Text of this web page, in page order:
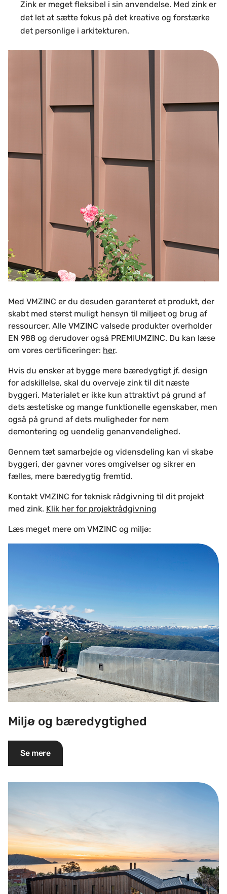
Zink er meget fleksibel i sin anvendelse. Med zink er
det let at sætte fokus på det kreative og forstærke
det personlige i arkitekturen.
Med VMZINC er du desuden garanteret et produkt, der
skabt med størst muligt hensyn til miljøet og brug af
ressourcer. Alle VMZINC valsede produkter overholder
EN 988 og derudover også PREMIUMZINC. Du kan læse
om vores certificeringer: her.
Hvis du ønsker at bygge mere bæredygtigt jf. design
for adskillelse, skal du overveje zink til dit næste
byggeri. Materialet er ikke kun attraktivt på grund af
dets æstetiske og mange funktionelle egenskaber, men
også på grund af dets muligheder for nem
demontering og uendelig genanvendelighed.
Gennem tæt samarbejde og vidensdeling kan vi skabe
byggeri, der gavner vores omgivelser og sikrer en
fælles, mere bæredygtig fremtid.
Kontakt VMZINC for teknisk rådgivning til dit projekt
med zink. Klik her for projektrådgivning
Læs meget mere om VMZINC og miljø:
Miljø og bæredygtighed
Se mere